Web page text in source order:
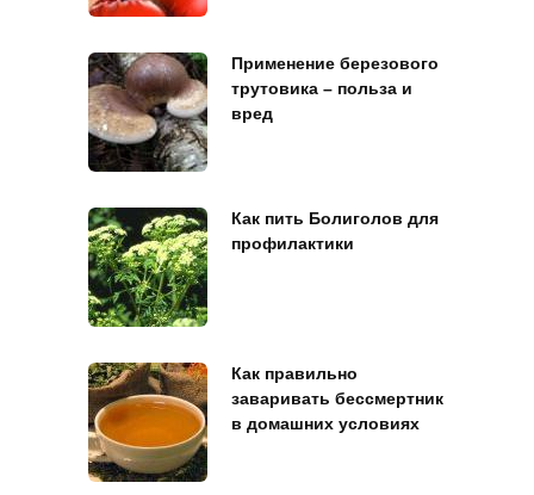
Применение березового
трутовика – польза и
вред
Как пить Болиголов для
профилактики
Как правильно
заваривать бессмертник
в домашних условиях